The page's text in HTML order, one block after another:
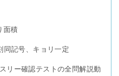
面積
同記号、キョリ一定
リー確認テストの全問解説動
対策 コベツバweb授業
去問動画解説